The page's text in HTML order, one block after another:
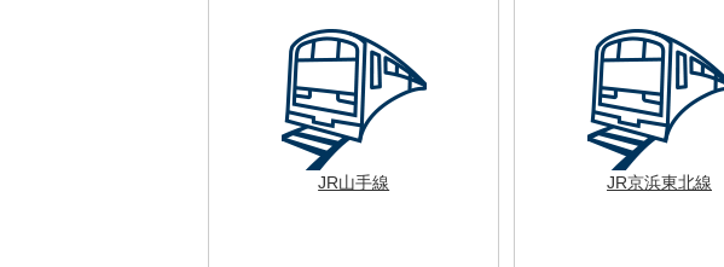
JR山手線 JR京浜東北線